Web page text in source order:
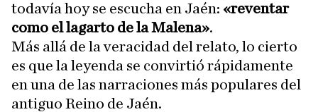
todavía hoy se escucha en Jaén: «reventar
como el lagarto de la Malena».
Más allá de la veracidad del relato, lo cierto
es que la leyenda se convirtió rápidamente
en una de las narraciones más populares del
antiguo Reino de Jaén.